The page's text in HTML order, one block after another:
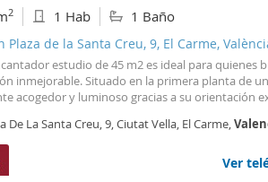
2 1 Hab 1 Baño
Plaza de la Santa Creu, 9, El Carme,
estudio de 45 m2 es ideal para quienes
inmejorable. Situado en la primera planta de
acogedor y luminoso gracias a su orientación
que el baño separado garantiza privacidad y
balcón o relájate en la terraza compartida del
empotrados para maximizar el espacio de
eléctricos te aseguran un clima perfecto
De La Santa Creu, 9, Ciutat Vella, El Carme,
Ver